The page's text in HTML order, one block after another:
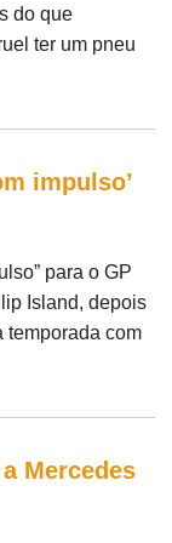
do que
ter um pneu
impulso’
para o GP
Island, depois
temporada com
Mercedes